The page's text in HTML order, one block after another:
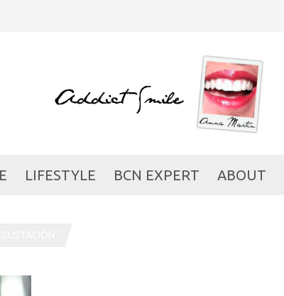
LIFESTYLE BCN EXPERT ABOUT